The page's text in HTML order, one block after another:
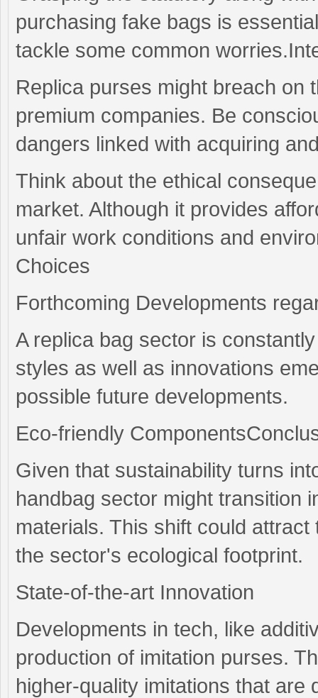
purchasing fake bags is
tackle some common
Replica purses might breach on
premium companies. Be
dangers linked with acquiring
Think about the ethical
market. Although it provides
unfair work conditions and
Choices
Forthcoming Developments
A replica bag sector is
styles as well as innovations
possible future developments.
Eco-friendly
Given that sustainability turns
handbag sector might transition
materials. This shift could
the sector's ecological footprint.
State-of-the-art Innovation
Developments in tech, like
production of imitation purses.
higher-quality imitations that are